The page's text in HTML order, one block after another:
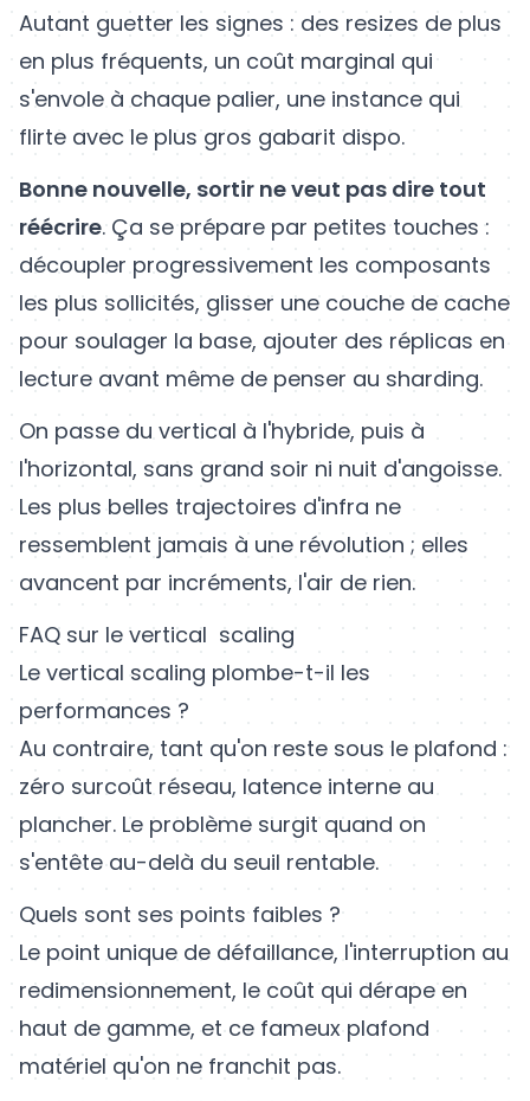
Autant guetter les signes : des resizes de plus
en plus fréquents, un coût marginal qui
s'envole à chaque palier, une instance qui
flirte avec le plus gros gabarit dispo.
Bonne nouvelle, sortir ne veut pas dire tout
réécrire. Ça se prépare par petites touches :
découpler progressivement les composants
les plus sollicités, glisser une couche de cache
pour soulager la base, ajouter des réplicas en
lecture avant même de penser au sharding.
On passe du vertical à l'hybride, puis à
l'horizontal, sans grand soir ni nuit d'angoisse.
Les plus belles trajectoires d'infra ne
ressemblent jamais à une révolution ; elles
avancent par incréments, l'air de rien.
FAQ sur le vertical scaling
Le vertical scaling plombe-t-il les
performances ?
Au contraire, tant qu'on reste sous le plafond :
zéro surcoût réseau, latence interne au
plancher. Le problème surgit quand on
s'entête au-delà du seuil rentable.
Quels sont ses points faibles ?
Le point unique de défaillance, l'interruption au
redimensionnement, le coût qui dérape en
haut de gamme, et ce fameux plafond
matériel qu'on ne franchit pas.